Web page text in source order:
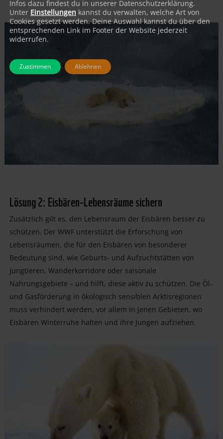
Lösung 2: Eisbären-Lebensräume sichern
Zusätzlich gilt es, den Lebensraum der Eisbären besser zu
schützen. Der WWF unterstützt die Erforschung von
Lebensräumen, die für den Eisbären von besonderer
Bedeutung sind, wie Geburts- und Aufzuchtstätten von
Jungtieren, Wanderkorridore oder saisonale
Nahrungsgebiete – und hilft, diese aktiv zu schützen. Die Öl-
und Gasförderung in ökologisch sensiblen Arktisregionen
muss verhindert werden, vor allem in jenen Gebieten, wo
Eisbären Winterruhe halten und ihre Jungen aufziehen.
Infos dazu findest du in unserer Datenschutzerklärung.
Unter Einstellungen kannst du verwalten, welche Art von
Cookies gesetzt werden. Deine Auswahl kannst du über den
entsprechenden Link im Footer der Website jederzeit
widerrufen.
Zustimmen Ablehnen